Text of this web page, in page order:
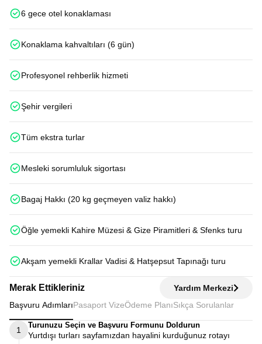
6 gece otel konaklaması
Konaklama kahvaltıları (6 gün)
Profesyonel rehberlik hizmeti
Şehir vergileri
Tüm ekstra turlar
Mesleki sorumluluk sigortası
Bagaj Hakkı (20 kg geçmeyen valiz hakkı)
Öğle yemekli Kahire Müzesi & Gize Piramitleri & Sfenks turu
Akşam yemekli Krallar Vadisi & Hatşepsut Tapınağı turu
Merak Ettikleriniz
Yardım Merkezi
Başvuru AdımlarıPasaport VizeÖdeme Planı Sıkça Sorulanlar
1
Turunuzu Seçin ve Başvuru Formunu Doldurun
Yurtdışı turları sayfamızdan hayalini kurduğunuz rotayı